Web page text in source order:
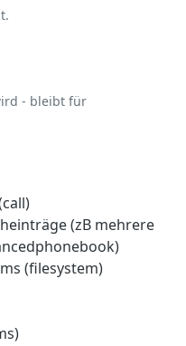
- bleibt für
(zB mehrere
(filesystem)